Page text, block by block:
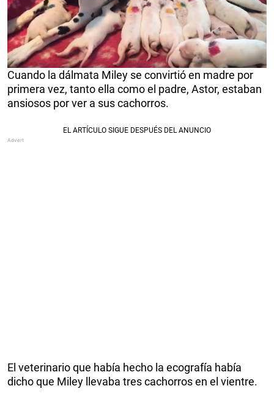
Cuando la dálmata Miley se convirtió en madre por
primera vez, tanto ella como el padre, Astor, estaban
ansiosos por ver a sus cachorros.
El veterinario que había hecho la ecografía había
dicho que Miley llevaba tres cachorros en el vientre.